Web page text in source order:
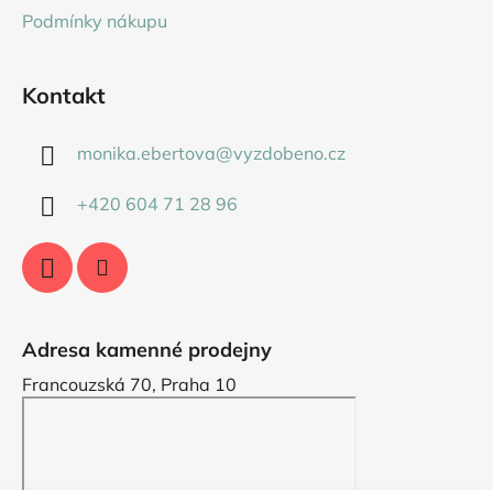
Podmínky nákupu
Kontakt
monika.ebertova@vyzdobeno.cz
+420 604 71 28 96
Adresa kamenné prodejny
Francouzská 70, Praha 10